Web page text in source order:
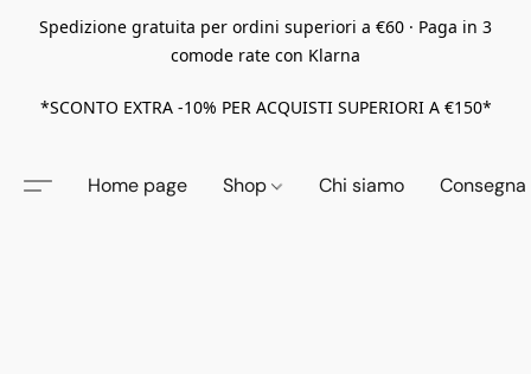
Spedizione gratuita per ordini superiori a €60 · Paga in 3
comode rate con Klarna
*SCONTO EXTRA -10% PER ACQUISTI SUPERIORI A €150*
Home page Shop Chi siamo Consegna